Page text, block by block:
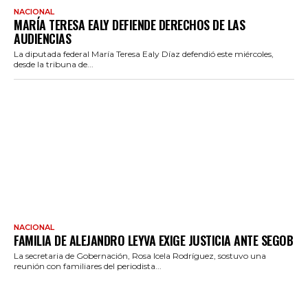
NACIONAL
MARÍA TERESA EALY DEFIENDE DERECHOS DE LAS
AUDIENCIAS
La diputada federal María Teresa Ealy Díaz defendió este miércoles,
desde la tribuna de...
NACIONAL
FAMILIA DE ALEJANDRO LEYVA EXIGE JUSTICIA ANTE SEGOB
La secretaria de Gobernación, Rosa Icela Rodríguez, sostuvo una
reunión con familiares del periodista...